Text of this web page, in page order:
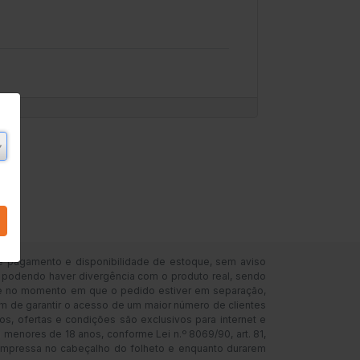
pagamento e disponibilidade de estoque, sem aviso
haver divergência com o produto real, sendo
momento em que o pedido estiver em separação,
de garantir o acesso de um maior número de clientes
ofertas e condições são exclusivos para internet e
de 18 anos, conforme Lei n.º 8069/90, art. 81,
no cabeçalho do folheto e enquanto durarem